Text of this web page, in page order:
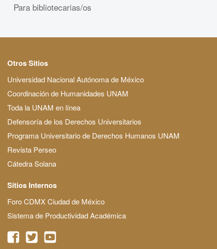
Para bibliotecarias/os
Otros Sitios
Universidad Nacional Autónoma de México
Coordinación de Humanidades UNAM
Toda la UNAM en línea
Defensoría de los Derechos Universitarios
Programa Universitario de Derechos Humanos UNAM
Revista Perseo
Cátedra Solana
Sitios Internos
Foro CDMX Ciudad de México
Sistema de Productividad Académica